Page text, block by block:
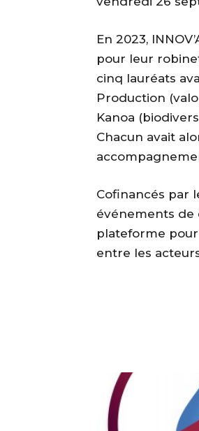
En 2023,
pour leur
cinq lauréats
Production
Kanoa
Chacun avait
Cofinancés par
événements de
plateforme
entre les